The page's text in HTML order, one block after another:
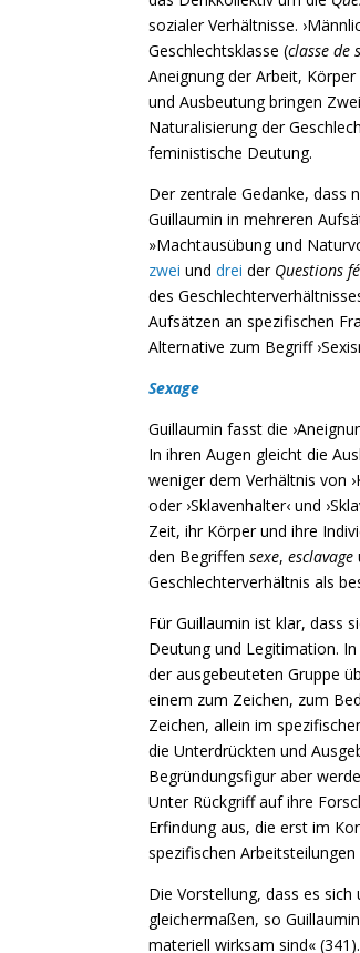
sozialer Verhältnisse.
Geschlechtsklasse (classe de
Aneignung der Arbeit,
und Ausbeutung bringen
Naturalisierung der
feministische Deutung.
Der zentrale Gedanke, dass
Guillaumin in mehreren
»Machtausübung und
zwei unddrei der Questions
des
Aufsätzen an spezifischen
Alternative zum Begriff
Sexage
Guillaumin fasst die
In ihren Augen gleicht die
weniger dem Verhältnis von
oder ›Sklavenhalter‹ und
Zeit, ihr Körper und ihre
den Begriffensexe,esclavage
Geschlechterverhältnis als
Für Guillaumin ist klar, dass
Deutung und Legitimation.
der ausgebeuteten Gruppe
einem zum Zeichen, zum
Zeichen, allein im
die Unterdrückten und
Begründungsfigur aber
Unter Rückgriff auf ihre
Erfindung aus, die erst im
spezifischen
Die Vorstellung, dass es sich
gleichermaßen, so
materiell wirksam sind«